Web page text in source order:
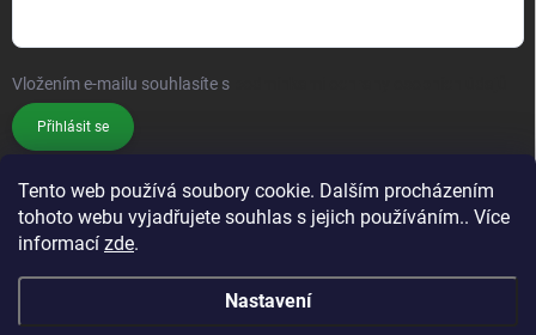
Tento web používá soubory cookie. Dalším procházením
tohoto webu vyjadřujete souhlas s jejich používáním.. Více
informací zde.
Nastavení
Vložením e-mailu souhlasíte s
Přihlásit se